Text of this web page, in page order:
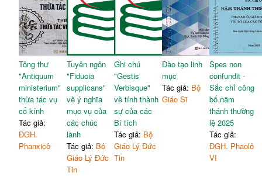
Tông thư
"Antiquum
ministerium"
thừa tác vụ
cổ kính
Tác giả:
ĐGH.
Phanxicô
Tuyên ngôn
"Fiducia
supplicans"
về ý nghĩa
mục vụ của
các chúc
lành
Tác giả: Bộ
Giáo Lý Đức
Tin
Ghi chú
"Gestis
Verbisque"
về tính thành
sự của các
Bí tích
Tác giả: Bộ
Giáo Lý Đức
Tin
Đào tạo linh
mục
Tác giả: Bộ
Giáo Sĩ
Spes non
confundit -
Sắc chỉ công
bố năm
thánh thường
lệ 2025
Tác giả:
ĐGH. Phaolô
VI